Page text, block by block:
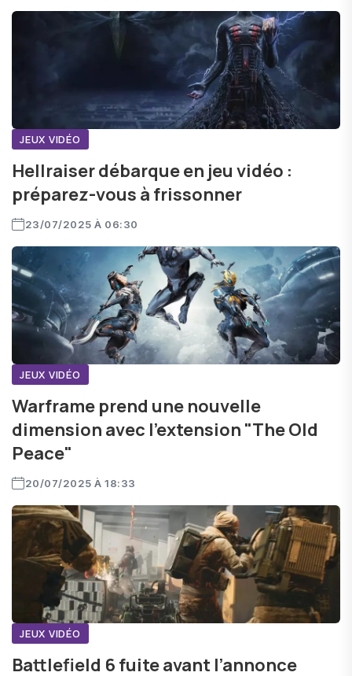
JEUX VIDÉO
Hellraiser débarque en jeu vidéo :
préparez-vous à frissonner
23/07/2025 À 06:30
JEUX VIDÉO
Warframe prend une nouvelle
dimension avec l’extension "The Old
Peace"
20/07/2025 À 18:33
JEUX VIDÉO
Battlefield 6 fuite avant l’annonce